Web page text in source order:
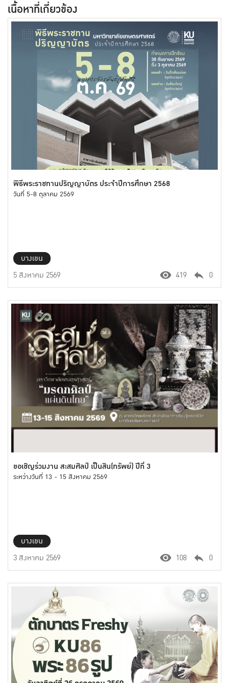
เนื้อหาที่เกี่ยวข้อง
พิธีพระราชทานปริญญาบัตร ประจำปีการศึกษา 2568
วันที่ 5-8 ตุลาคม 2569
บางเขน
5 สิงหาคม 2569
419 0
ขอเชิญร่วมงาน สะสมศิลป์ เป็นสิน(ทรัพย์) ปีที่ 3
ระหว่างวันที่ 13 - 15 สิงหาคม 2569
บางเขน
3 สิงหาคม 2569
108 0